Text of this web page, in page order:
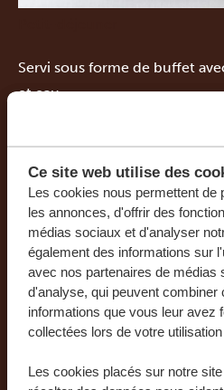
Ce site web utilise des
Les cookies nous permettent de
les annonces, d'offrir des
médias sociaux et d'analyser
également des informations sur
avec nos partenaires de médias
d'analyse, qui peuvent combiner
informations que vous leur avez
collectées lors de votre
Les cookies placés sur notre
Servi sous forme de buffet
et eau.